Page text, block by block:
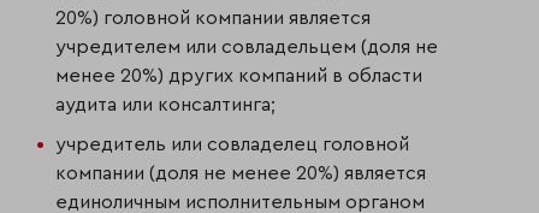
20%) головной компании является
учредителем или совладельцем (доля не
менее 20%) других компаний в области
аудита или консалтинга;
учредитель или совладелец головной
компании (доля не менее 20%) является
единоличным исполнительным органом